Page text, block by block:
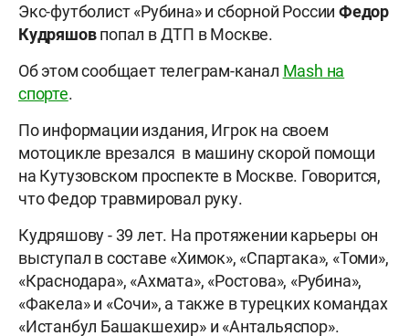
Экс-футболист «Рубина» и сборной России Федор
Кудряшовпопал в ДТП в Москве.
Об этом сообщает телеграм-канал Mash на
спорте.
По информации издания, Игрок на своем
мотоцикле врезался в машину скорой помощи
на Кутузовском проспекте в Москве. Говорится,
что Федор травмировал руку.
Кудряшову - 39 лет. На протяжении карьеры он
выступал в составе «Химок», «Спартака», «Томи»,
«Краснодара», «Ахмата», «Ростова», «Рубина»,
«Факела» и «Сочи», а также в турецких командах
«Истанбул Башакшехир» и «Антальяспор».